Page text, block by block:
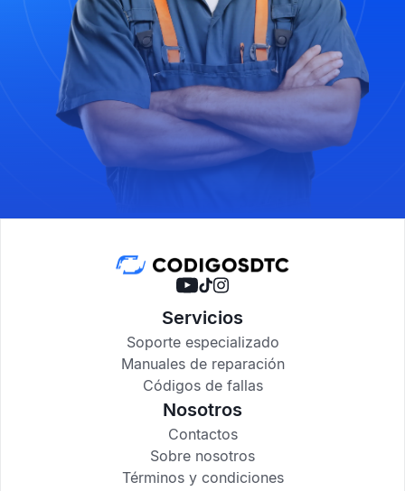
Servicios
Soporte especializado
Manuales de reparación
Códigos de fallas
Nosotros
Contactos
Sobre nosotros
Términos y condiciones